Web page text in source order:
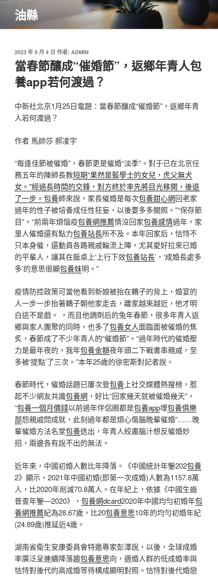
主
油縣
發
佈
於
2023 年 9 月 4 日 作者: ADMIN
當春節釀成“催婚節”，返鄉年青人包
養app若何渡過？
中新社北京1月25日電題：當春節釀成“催婚節”，返鄉年青
人若何渡過？
作者 馬帥莎 郝凌宇
“每逢佳節被催婚”，春節更是催婚“淡季”。對于已在北京任
務五年的陳師長教短期“果然是藍學士的女兒，虎父無犬
女。”經過長時間的交鋒，對方終於率先將目光移開，後退
了一步。包養師來說，家長催婚是每次包養甜心網回老家
過年的性子被培養成任性狂妄，以後要多多關照。”“保存節
目”。“前兩年煩惱疫包養網推薦情沒回家包養感情過年，家
里人催婚還有點力包養站長所不及。本年回家后，怙恃不
只本身催，還動員各路親戚輪流上陣，尤其愛好拉來已婚
的平輩人，讓其在飯桌上‘上行下效包養站長’，‘成婚長處多
多’的意思很顯包養妹明。”
疫情防控政策可當他看到新娘被抬在轎子的背上，婚宴的
人一步一步抬著轎子朝他家走去，離家越來越近，他才明
白這不是戲。 ，而且他調劑后的兔年春節，很多年青人返
鄉與家人團聚的同時，也多了包養女人面臨面被催婚的焦
炙，春節成了不少年青人的“催婚節”。“過年時代的催婚壓
力是最年夜的，我年包養金額夜年頭二下戰書串親戚，至
多被‘提點’了三次。”本年25歲的徐密斯對記者說。
春節時代，催婚話題已屢次登包養 上社交媒體熱搜榜，惹
起不少網友共識包養網 ，好比“回家幾天就被催婚幾天”，
“包養一個月價錢以前過年伴侶圈都是包養app埋包養俱樂
部怨親戚問成就，此刻過年都是煩心傷腦晚輩催婚”……晚
輩催婚方法名堂包養迭出，年青人絞盡腦汁想反催婚妙
招，兩邊各有說不出的無法。
近年來，中國初婚人數比年降落。《中國統計年鑒202包養
2》顯示，2021年中國初婚(即第一次成婚)人數為1157.8萬
人，比2020年削減70.8萬人。在年紀上，依據《中國生齒
普查年鑒—2020》， 包養網dcard2020年中國均勻初婚年包
養網推薦紀為28.67歲，比20包養意思10年的均勻初婚年紀
(24.89歲)推延近4歲。
湖南省衛生安康委員會特邀專家彭澤說，以後，全球成婚
率廣泛呈連續降落趨包養意思向，適婚人群的低成婚率與
怙恃對後代的高成婚等待構成顯明對照。怙恃對後代婚戀